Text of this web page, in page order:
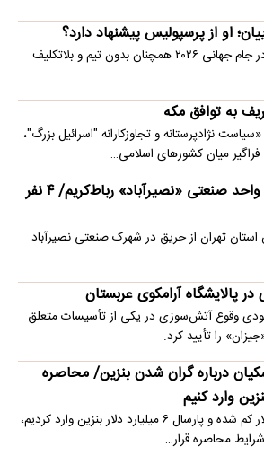
او از پرسپولیس پیشنهاد دارد؟
یکی از بهترین‌های ایران در جام جهانی ۲۰۲۶ همچنان بدون تیم و بلاتکلیف
به توافق مکه
نژادپرستانه و تجاوزکارانه "اسرائیل بزرگ"،
میان کشورهای اسلامی…
آتش‌سوزی در یک واحد صنعتی «نصیرآباد» رباط‌کریم/ ۴ نفر
تهران از حریق در شهرک صنعتی نصیرآباد
پالایشگاه آرامکوی عربستان
وقوع آتش‌سوزی در یکی از تأسیسات متعلق
را تأیید کرد.
درباره گران شدن بنزین/ محاصره
وارد کنیم
مسعود پزشکیان گفت: دلار کم شده و پارسال ۶ میلیارد دلار بنزین وارد کردیم،
محاصره قرار…